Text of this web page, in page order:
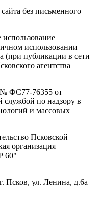
без письменного
использовании
(при публикации в сети
агентства
ФС77-76355 от
по надзору в
и массовых
Псковской
организация
60"
Псков, ул. Ленина, д.6а